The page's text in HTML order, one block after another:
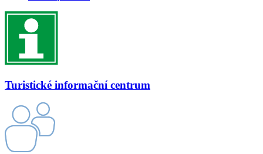
Turistické informační centrum